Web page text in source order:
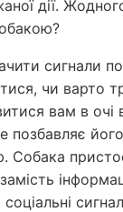
дії.
сигнали
чи варто
вам в
позбавляє
Собака
соціальні